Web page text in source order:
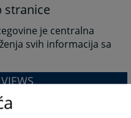
stranice
je centralna
svih informacija sa